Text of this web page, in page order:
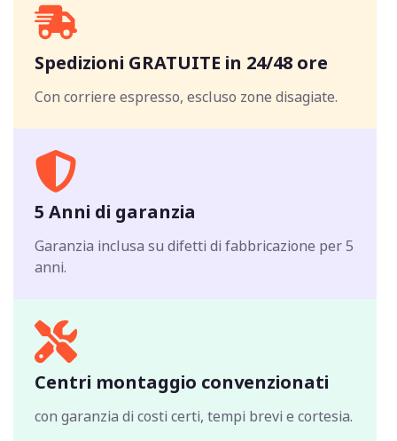
Spedizioni GRATUITE in 24/48 ore
Con corriere espresso, escluso zone disagiate.
5 Anni di garanzia
Garanzia inclusa su difetti di fabbricazione per 5
anni.
Centri montaggio convenzionati
con garanzia di costi certi, tempi brevi e cortesia.